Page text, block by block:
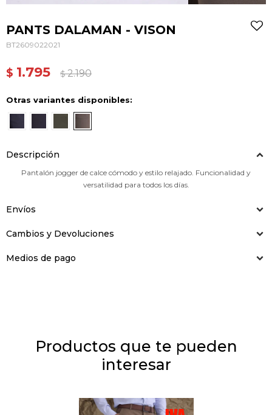
PANTS DALAMAN - VISON
BT2609022021
$ 1.795 $ 2.190
Otras variantes disponibles:
Descripción
Pantalón jogger de calce cómodo y estilo relajado. Funcionalidad y
versatilidad para todos los días.
Envíos
Cambios y Devoluciones
Medios de pago
Productos que te pueden
interesar